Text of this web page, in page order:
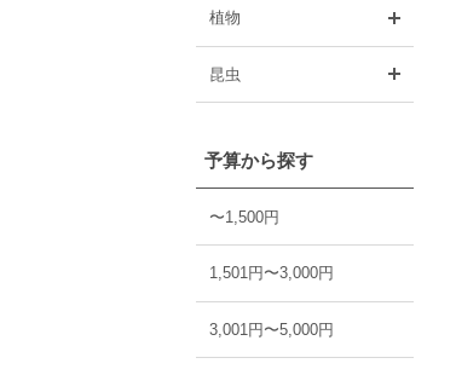
植物
昆虫
予算から探す
〜1,500円
1,501円〜3,000円
3,001円〜5,000円